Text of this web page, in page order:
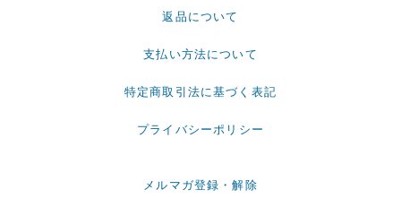
返品について
支払い方法について
特定商取引法に基づく表記
プライバシーポリシー
メルマガ登録・解除